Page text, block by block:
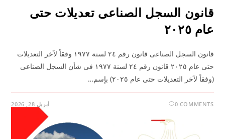
قانون السجل الصناعى تعديلات حتى
عام ٢٠٢٥
قانون السجل الصناعى قانون رقم ٢٤ لسنة ١٩٧٧ وفقاً لآخر التعديلات
حتى عام ٢٠٢٥ قانون رقم ٢٤ لسنة ١٩٧٧ فى شأن السجل الصناعى
(وفقاً لآخر التعديلات حتى عام ٢٠٢٥) بإسم…
0 COMMENTS أبريل 28, 2026